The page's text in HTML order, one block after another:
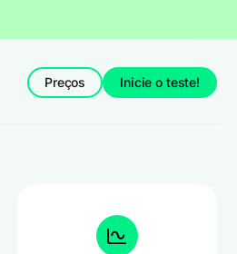
Preços Inicie o teste!